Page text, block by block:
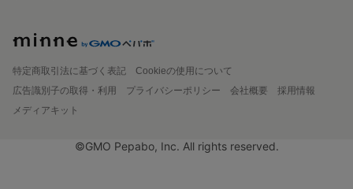
特定商取引法に基づく表記
Cookieの使用について
広告識別子の取得・利用
プライバシーポリシー 会社概要
採用情報
メディアキット
©GMO Pepabo, Inc. All rights reserved.